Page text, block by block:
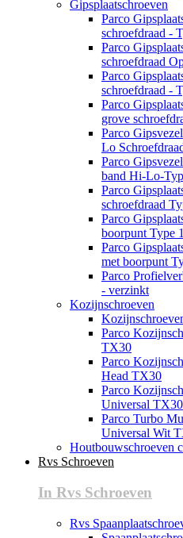
Gipsplaatschroeven
Parco
schroefdraad -
Parco
schroefdraad
Parco
schroefdraad -
Parco
grove
Parco
Lo
Parco
band Hi-Lo-
Parco
schroefdraad
Parco
boorpunt Type
Parco
met boorpunt
Parco
- verzinkt
Kozijnschroeven
Parco
TX30
Parco
Head TX30
Parco
Universal TX30
Parco Turbo
Universal Wit
Houtbouwschroeven
Rvs Schroeven
In Rvs Schroeven
Rvs